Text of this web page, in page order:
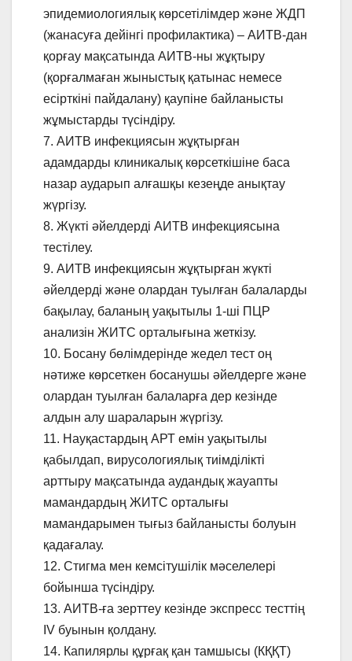
эпидемиологиялық көрсетілімдер және ЖДП
(жанасуға дейінгі профилактика) – АИТВ-дан
қорғау мақсатында АИТВ-ны жұқтыру
(қорғалмаған жыныстық қатынас немесе
есірткіні пайдалану) қаупіне байланысты
жұмыстарды түсіндіру.
7. АИТВ инфекциясын жұқтырған
адамдарды клиникалық көрсеткішіне баса
назар аударып алғашқы кезеңде анықтау
жүргізу.
8. Жүкті әйелдерді АИТВ инфекциясына
тестілеу.
9. АИТВ инфекциясын жұқтырған жүкті
әйелдерді және олардан туылған балаларды
бақылау, баланың уақытылы 1-ші ПЦР
анализін ЖИТС орталығына жеткізу.
10. Босану бөлімдерінде жедел тест оң
нәтиже көрсеткен босанушы әйелдерге және
олардан туылған балаларға дер кезінде
алдын алу шараларын жүргізу.
11. Науқастардың АРТ емін уақытылы
қабылдап, вирусологиялық тиімділікті
арттыру мақсатында аудандық жауапты
мамандардың ЖИТС орталығы
мамандарымен тығыз байланысты болуын
қадағалау.
12. Стигма мен кемсітушілік мәселелері
бойынша түсіндіру.
13. АИТВ-ға зерттеу кезінде экспресс тесттің
IV буынын қолдану.
14. Капилярлы құрғақ қан тамшысы (КҚҚТ)